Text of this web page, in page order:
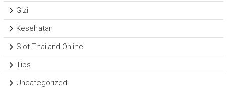
Gizi
Kesehatan
Slot Thailand Online
Tips
Uncategorized